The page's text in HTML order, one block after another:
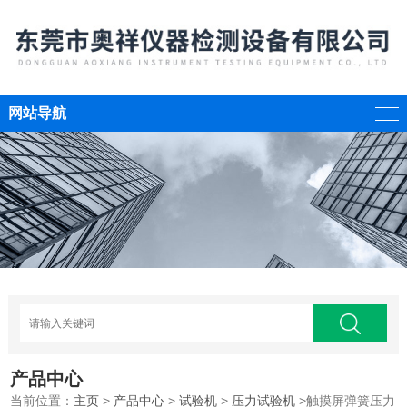
网站导航
产品中心
当前位置： 主页 > 产品中心 >试验机 > 压力试验机 >触摸屏弹簧压力